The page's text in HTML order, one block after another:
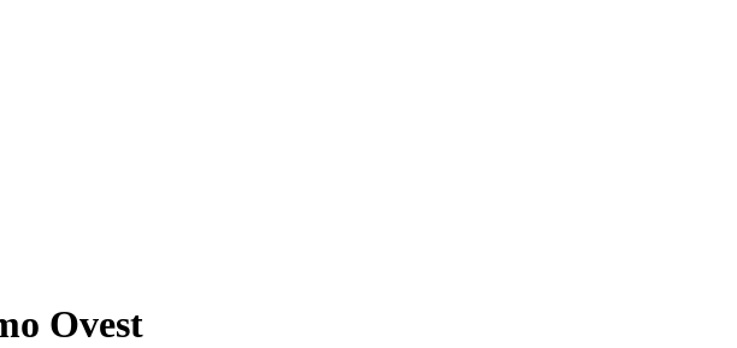
Ovest